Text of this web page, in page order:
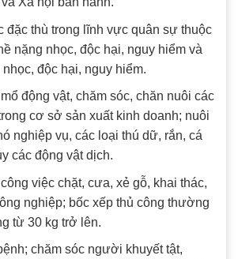
đặc thù trong lĩnh vực quân sự thuộc
nặng nhọc, độc hại, nguy hiểm và
độc hại, nguy hiểm.
động vật, chăm sóc, chăn nuôi các
cơ sở sản xuất kinh doanh; nuôi
nghiệp vụ, các loại thú dữ, rắn, cá
các động vật dịch.
việc chặt, cưa, xẻ gỗ, khai thác,
nghiệp; bốc xếp thủ công thường
từ 30 kg trở lên.
chăm sóc người khuyết tật,